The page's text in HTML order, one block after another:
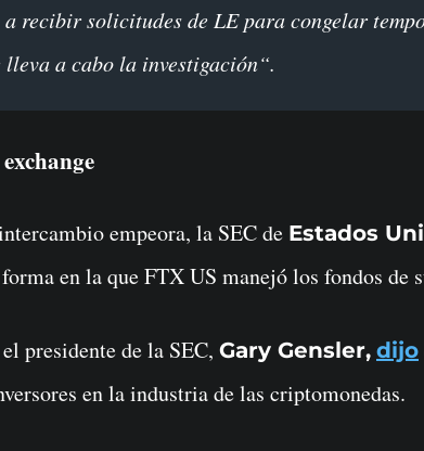
a cabo la investigación“.
empeora, la SEC de Estados
en la que FTX US manejó los fondos de
presidente de la SEC, Gary Gensler, dijo
en la industria de las criptomonedas.